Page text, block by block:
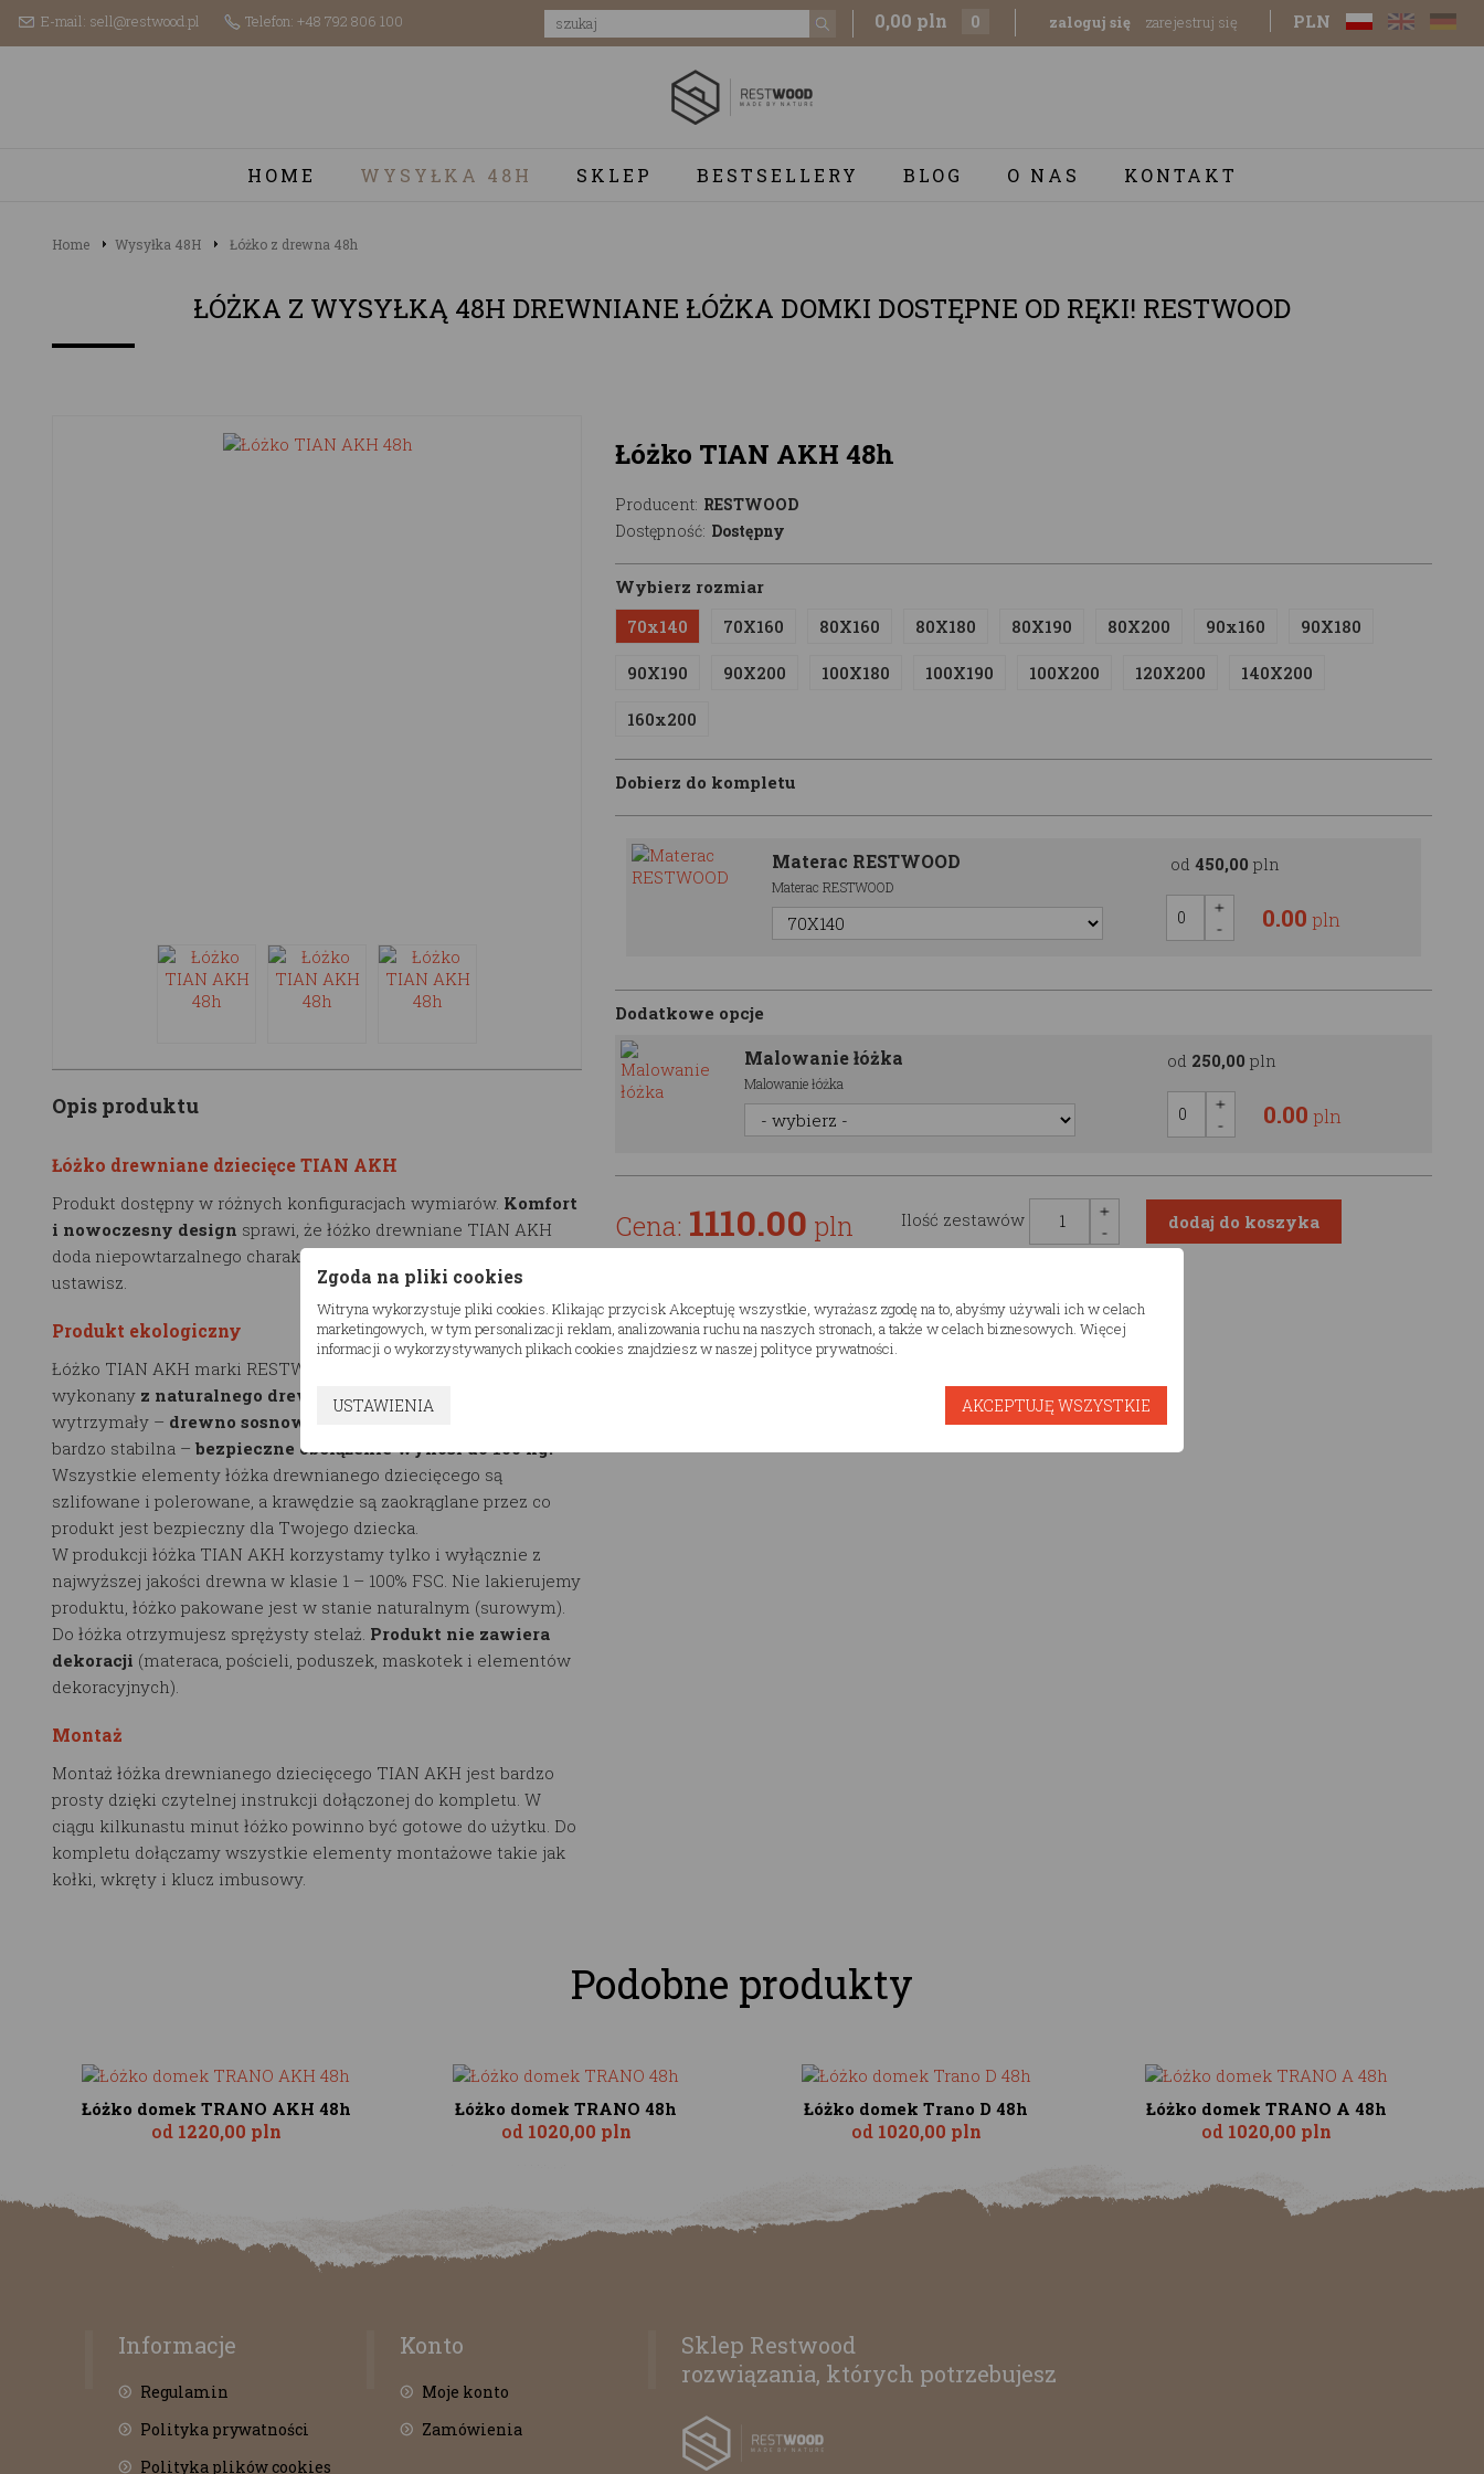
E-mail: sell@restwood.pl Telefon: +48 792 806 100 0,00 pln 0 zaloguj się zarejestruj się PLN
HOME WYSYŁKA 48H SKLEP BESTSELLERY BLOG O NAS KONTAKT
Home Wysyłka 48H Łóżko z drewna 48h
ŁÓŻKA Z WYSYŁKĄ 48H DREWNIANE ŁÓŻKA DOMKI DOSTĘPNE OD RĘKI! RESTWOOD
Opis produktu
Łóżko drewniane dziecięce TIAN AKH
Produkt dostępny w różnych konfiguracjach wymiarów. Komfort
i nowoczesny design sprawi, że łóżko drewniane TIAN AKH
doda niepowtarzalnego charakteru pomieszczeniu, w którym go
ustawisz.
Produkt ekologiczny
Łóżko TIAN AKH marki RESTWOOD to ekologiczny produkt,
wykonany z naturalnego drewna. Użyty materiał jest bardzo
wytrzymały – drewno sosnowe, klejone.
bardzo stabilna – bezpieczne obciążenie wynosi do 100 kg.
Wszystkie elementy łóżka drewnianego dziecięcego są
szlifowane i polerowane, a krawędzie są zaokrąglane przez co
produkt jest bezpieczny dla Twojego dziecka.
W produkcji łóżka TIAN AKH korzystamy tylko i wyłącznie z
najwyższej jakości drewna w klasie 1 – 100% FSC. Nie lakierujemy
produktu, łóżko pakowane jest w stanie naturalnym (surowym).
Do łóżka otrzymujesz sprężysty stelaż. Produkt nie zawiera
dekoracji (materaca, pościeli, poduszek, maskotek i elementów
dekoracyjnych).
Montaż
Montaż łóżka drewnianego dziecięcego TIAN AKH jest bardzo
prosty dzięki czytelnej instrukcji dołączonej do kompletu. W
ciągu kilkunastu minut łóżko powinno być gotowe do użytku. Do
kompletu dołączamy wszystkie elementy montażowe takie jak
kołki, wkręty i klucz imbusowy.
Łóżko TIAN AKH 48h
Producent: RESTWOOD
Dostępność: Dostępny
Wybierz rozmiar
70x140
70X160 80X160 80X180 80X190 80X200 90x160 90X180
90X190 90X200 100X180 100X190 100X200 120X200 140X200
160x200
Dobierz do kompletu
Materac RESTWOOD
Materac RESTWOOD
od450,00 pln
0.00 pln
Dodatkowe opcje
Malowanie łóżka
Malowanie łóżka
od 250,00 pln
0.00 pln
Cena: 1110.00 pln Ilość zestawów
Podobne produkty
Łóżko domek TRANO AKH 48h
od 1220,00 pln
Łóżko domek TRANO 48h
od 1020,00 pln
Łóżko domek Trano D 48h
od 1020,00 pln
Łóżko domek TRANO A 48h
od 1020,00 pln
Informacje
Regulamin
Polityka prywatności
Polityka plików cookies
Konto
Moje konto
Zamówienia
Sklep Restwood
rozwiązania, których potrzebujesz
Zgoda na pliki cookies
Witryna wykorzystuje pliki cookies. Klikając przycisk Akceptuję wszystkie, wyrażasz zgodę na to, abyśmy używali ich w celach
marketingowych, w tym personalizacji reklam, analizowania ruchu na naszych stronach, a także w celach biznesowych. Więcej
informacji o wykorzystywanych plikach cookies znajdziesz w naszej polityce prywatności.
USTAWIENIA AKCEPTUJĘ WSZYSTKIE